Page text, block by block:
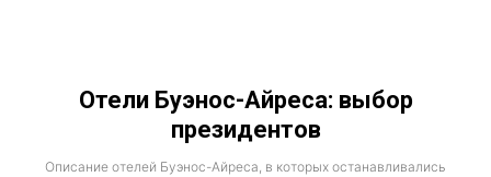
Отели Буэнос-Айреса: выбор
президентов
Описание отелей Буэнос-Айреса, в которых останавливались